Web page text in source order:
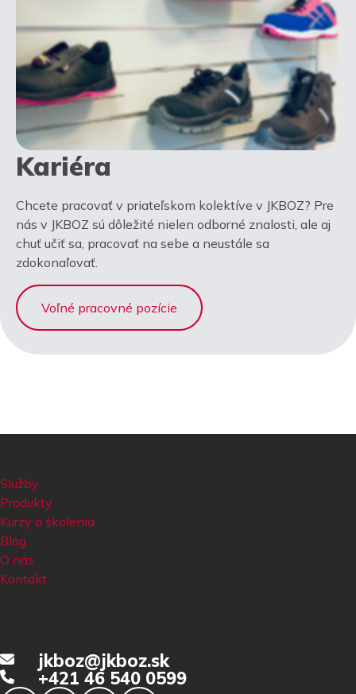
Kariéra
Chcete pracovať v priateľskom kolektíve v JKBOZ? Pre
nás v JKBOZ sú dôležité nielen odborné znalosti, ale aj
chuť učiť sa, pracovať na sebe a neustále sa
zdokonaľovať.
Voľné pracovné pozície
Služby
Produkty
Kurzy a školenia
Blog
O nás
Kontakt
jkboz@jkboz.sk
+421 46 540 0599